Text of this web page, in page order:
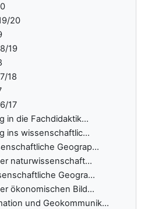
20
19
18
17
in die Fachdidaktik...
ins wissenschaftlic...
Geograp...
naturwissenschaft...
Geogra...
ökonomischen Bild...
und Geokommunik...